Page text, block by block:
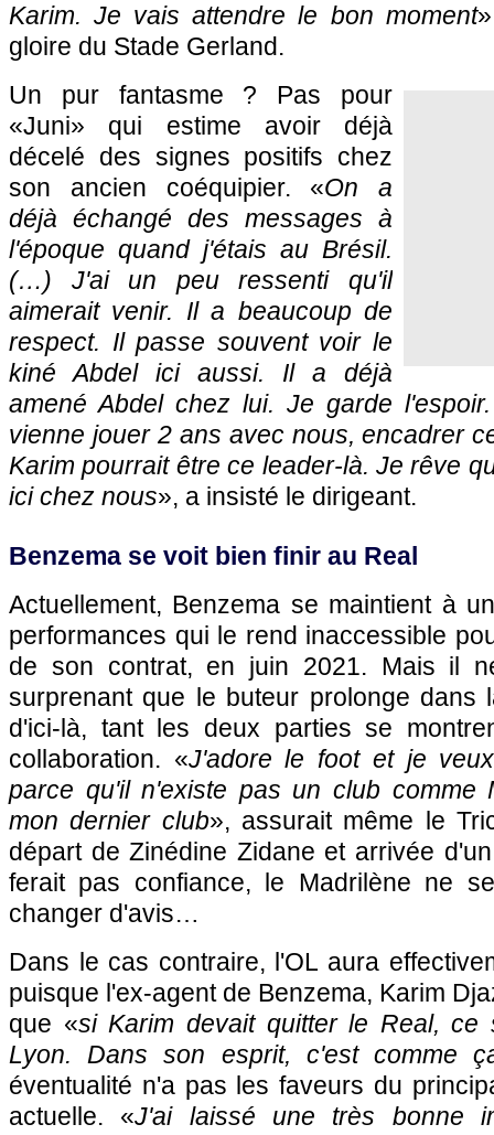
Karim. Je vais attendre le bon moment
gloire du Stade Gerland.
Un pur fantasme ? Pas pour
«Juni» qui estime avoir déjà
décelé des signes positifs chez
son ancien coéquipier. «On a
déjà échangé des messages à
l'époque quand j'étais au Brésil.
(…) J'ai un peu ressenti qu'il
aimerait venir. Il a beaucoup de
respect. Il passe souvent voir le
kiné Abdel ici aussi. Il a déjà
amené Abdel chez lui. Je garde
vienne jouer 2 ans avec nous, encadrer
Karim pourrait être ce leader-là. Je rêve
ici chez nous», a insisté le dirigeant.
Benzema se voit bien finir au Real
Actuellement, Benzema se maintient à
performances qui le rend inaccessible
de son contrat, en juin 2021. Mais il
surprenant que le buteur prolonge dans
d'ici-là, tant les deux parties se
collaboration. «J'adore le foot et je
parce qu'il n'existe pas un club
mon dernier club», assurait même le
départ de Zinédine Zidane et arrivée
ferait pas confiance, le Madrilène ne
changer d'avis…
Dans le cas contraire, l'OL aura
puisque l'ex-agent de Benzema, Karim
que «si Karim devait quitter le Real, ce
Lyon. Dans son esprit, c'est comme
éventualité n'a pas les faveurs du
actuelle. «J'ai laissé une très bonne